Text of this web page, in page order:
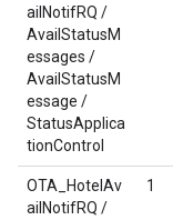
ailNotifRQ /
AvailStatusM
essages /
AvailStatusM
essage /
StatusApplica
tionControl
OTA_HotelAv
ailNotifRQ /
1